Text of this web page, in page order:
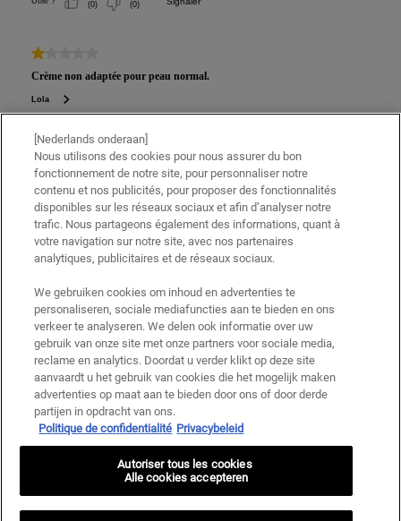
[Nederlands onderaan]
Nous utilisons des cookies pour nous assurer du bon
fonctionnement de notre site, pour personnaliser notre
contenu et nos publicités, pour proposer des fonctionnalités
disponibles sur les réseaux sociaux et afin d’analyser notre
trafic. Nous partageons également des informations, quant à
votre navigation sur notre site, avec nos partenaires
analytiques, publicitaires et de réseaux sociaux.
We gebruiken cookies om inhoud en advertenties te
personaliseren, sociale mediafuncties aan te bieden en ons
verkeer te analyseren. We delen ook informatie over uw
gebruik van onze site met onze partners voor sociale media,
reclame en analytics. Doordat u verder klikt op deze site
aanvaardt u het gebruik van cookies die het mogelijk maken
advertenties op maat aan te bieden door ons of door derde
partijen in opdracht van ons.
Politique de confidentialité Privacybeleid
Autoriser tous les cookies
Alle cookies accepteren